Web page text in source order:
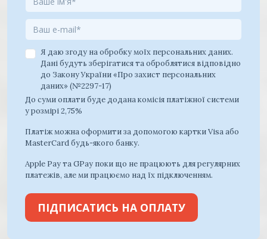
Я даю згоду на обробку моїх персональних даних.
Дані будуть зберігатися та оброблятися відповідно
до Закону України «Про захист персональних
даних» (№2297-17)
До суми оплати буде додана комісія платіжної системи
у розмірі 2,75%
Платіж можна оформити за допомогою картки Visa або
MasterCard будь-якого банку.
Apple Pay та GPay поки що не працюють для регулярних
платежів, але ми працюємо над їх підключенням.
ПІДПИСАТИСЬ НА ОПЛАТУ